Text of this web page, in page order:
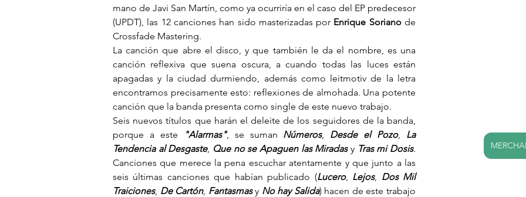
mano de Javi San Martín, como ya ocurriría en el caso del EP predecesor
(UPDT), las 12 canciones han sido masterizadas por Enrique Soriano de
Crossfade Mastering.
La canción que abre el disco, y que también le da el nombre, es una
canción reflexiva que suena oscura, a cuando todas las luces están
apagadas y la ciudad durmiendo, además como leitmotiv de la letra
encontramos precisamente esto: reflexiones de almohada. Una potente
canción que la banda presenta como single de este nuevo trabajo.
Seis nuevos títulos que harán el deleite de los seguidores de la banda,
porque a este
"Alarmas", se suman Números, Desde el Pozo, La
Tendencia al Desgaste, Que no se Apaguen las Miradas y Tras mi Dosis.
Canciones que merece la pena escuchar atentamente y que junto a las
seis últimas canciones que habían publicado (Lucero, Lejos, Dos Mil
Traiciones, De Cartón, Fantasmas y No hay Salida) hacen de este trabajo